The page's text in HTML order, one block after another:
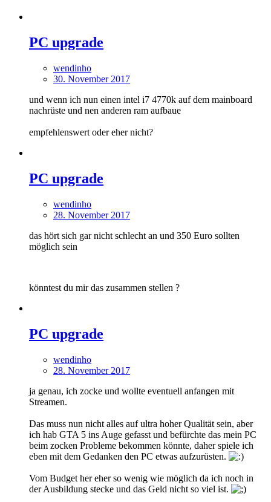
PC upgrade
wendinho
30. November 2017
und wenn ich nun einen intel i7 4770k auf dem mainboard
nachrüste und nen anderen ram aufbaue
empfehlenswert oder eher nicht?
PC upgrade
wendinho
28. November 2017
das hört sich gar nicht schlecht an und 350 Euro sollten
möglich sein
könntest du mir das zusammen stellen ?
PC upgrade
wendinho
28. November 2017
ja genau, ich zocke und wollte eventuell anfangen mit
Streamen.
Das muss nun nicht alles auf ultra hoher Qualität sein, aber
ich hab GTA 5 ins Auge gefasst und befürchte das mein PC
beim zocken Probleme bekommen könnte, daher spiele ich
eben mit dem Gedanken den PC etwas aufzurüsten.
Vom Budget her eher so wenig wie möglich da ich noch in
der Ausbildung stecke und das Geld nicht so viel ist.